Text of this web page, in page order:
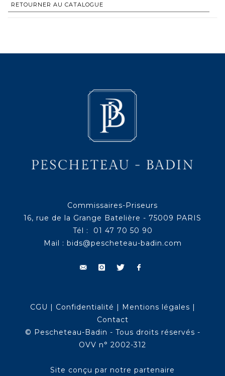
RETOURNER AU CATALOGUE
Commissaires-Priseurs
16, rue de la Grange Batelière - 75009 PARIS
Tél : 01 47 70 50 90
Mail : bids@pescheteau-badin.com
CGU | Confidentialité | Mentions légales |
Contact
© Pescheteau-Badin - Tous droits réservés -
OVV n° 2002-312
Site conçu par notre partenaire